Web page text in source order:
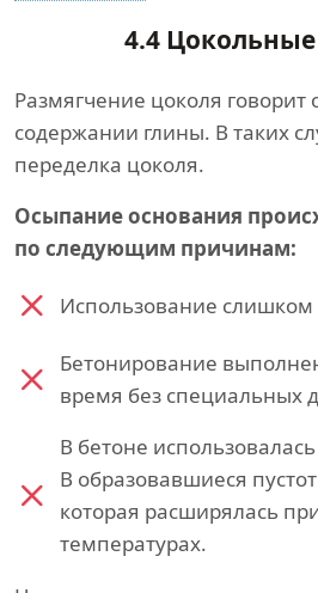
4.4 Цокольные
Размягчение цоколя
содержании глины. В таких
переделка цоколя.
Осыпание основания
по следующим причинам:
Использование слишком
Бетонирование
время без специальных
В бетоне
В образовавшиеся
которая расширялась
температурах.